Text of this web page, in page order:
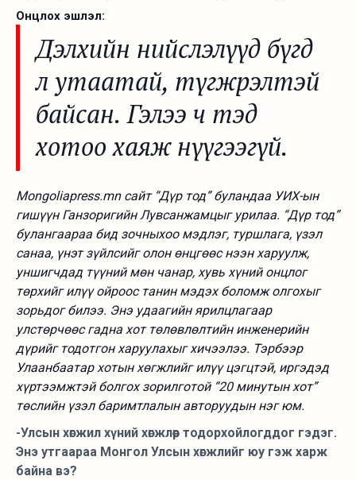
Mongoliapress.mn сайт “Дүр тод” буландаа УИХ-ын
гишүүн Ганзоригийн Лувсанжамцыг урилаа. “Дүр тод”
булангаараа бид зочныхоо мэдлэг, туршлага, үзэл
санаа, үнэт зүйлсийг олон өнцгөөс нээн харуулж,
уншигчдад түүний мөн чанар, хувь хүний онцлог
төрхийг илүү ойроос танин мэдэх боломж олгохыг
зорьдог билээ. Энэ удаагийн ярилцлагаар
улстөрчөөс гадна хот төлөвлөлтийн инженерийн
дүрийг тодотгон харуулахыг хичээлээ. Тэрбээр
Улаанбаатар хотын хөгжлийг илүү цэгцтэй, иргэдэд
хүртээмжтэй болгох зорилготой “20 минутын хот”
төслийн үзэл баримтлалын авторуудын нэг юм.
-Улсын хөгжил хүний хөгжлөөр тодорхойлогддог гэдэг.
Энэ утгаараа Монгол Улсын хөгжлийг юу гэж харж
байна вэ?
Онцлох эшлэл:
Дэлхийн нийслэлүүд бүгд
л утаатай, түгжрэлтэй
байсан. Гэлээ ч тэд
хотоо хаяж нүүгээгүй.